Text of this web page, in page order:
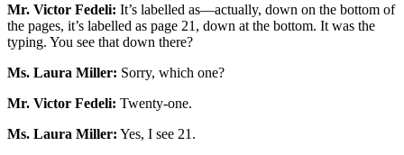
Mr. Victor Fedeli: It’s labelled as—actually, down on the bottom of
the pages, it’s labelled as page 21, down at the bottom. It was the
typing. You see that down there?
Ms. Laura Miller: Sorry, which one?
Mr. Victor Fedeli: Twenty-one.
Ms. Laura Miller: Yes, I see 21.